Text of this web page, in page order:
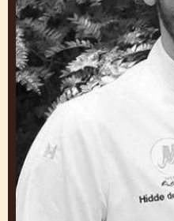
België
Hidde
de
Brabander